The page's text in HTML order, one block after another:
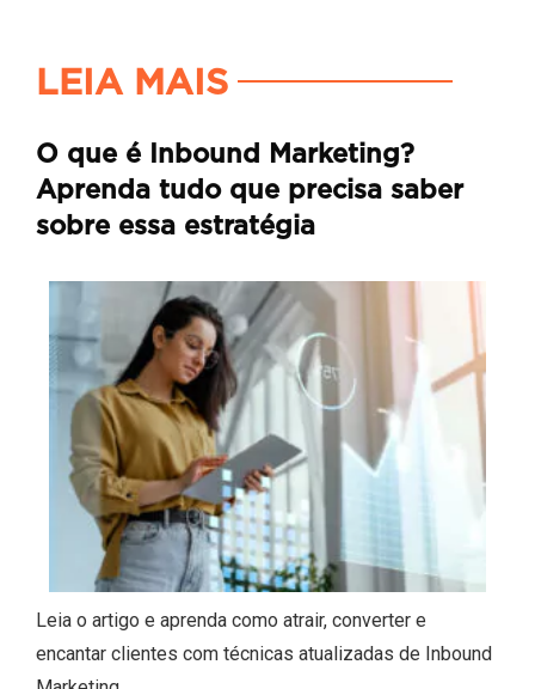
LEIA MAIS
O que é Inbound Marketing?
Aprenda tudo que precisa saber
sobre essa estratégia
Leia o artigo e aprenda como atrair, converter e
encantar clientes com técnicas atualizadas de Inbound